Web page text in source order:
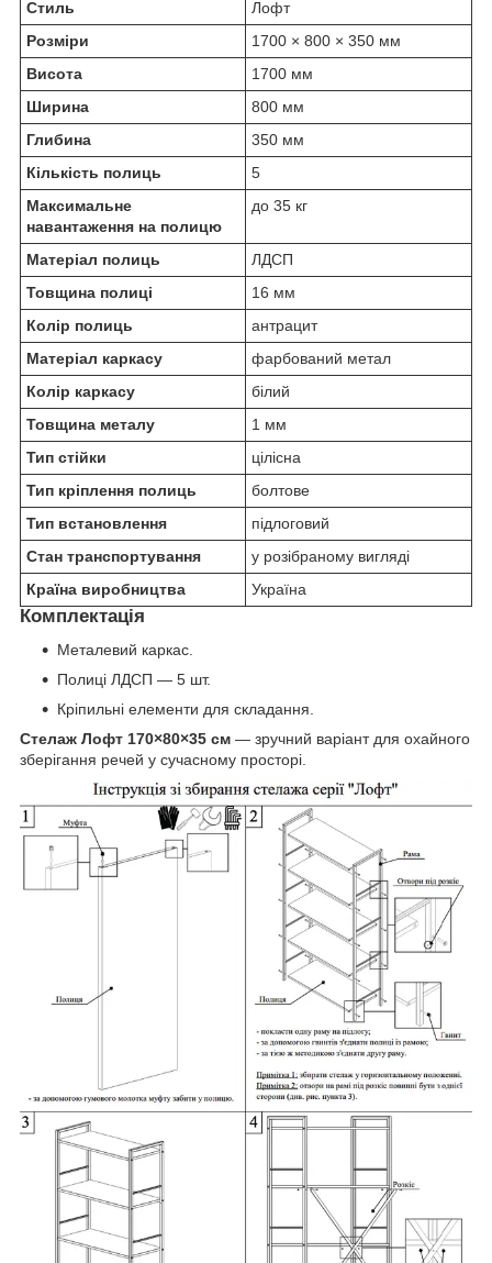
Стиль
Лофт
Розміри
1700 × 800 × 350 мм
Висота
1700 мм
Ширина
800 мм
Глибина
350 мм
Кількість полиць
5
Максимальне
навантаження на полицю
до 35 кг
Матеріал полиць
ЛДСП
Товщина полиці
16 мм
Колір полиць
антрацит
Матеріал каркасу
фарбований метал
Колір каркасу
білий
Товщина металу
1 мм
Тип стійки
цілісна
Тип кріплення полиць
болтове
Тип встановлення
підлоговий
Стан транспортування
у розібраному вигляді
Країна виробництва
Україна
Комплектація
Металевий каркас.
Полиці ЛДСП — 5 шт.
Кріпильні елементи для складання.
Стелаж Лофт 170×80×35 см — зручний варіант для охайного
зберігання речей у сучасному просторі.